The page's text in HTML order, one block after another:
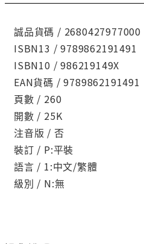
誠品貨碼 / 2680427977000
ISBN13 / 9789862191491
ISBN10 / 986219149X
EAN貨碼 / 9789862191491
頁數 / 260
開數 / 25K
注音版 / 否
裝訂 / P:平裝
語言 / 1:中文/繁體
級別 / N:無